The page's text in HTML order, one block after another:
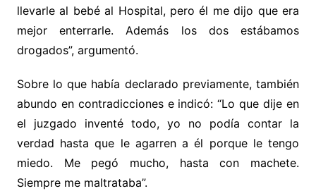
llevarle al bebé al Hospital, pero él me dijo que era
mejor enterrarle. Además los dos estábamos
drogados”, argumentó.
Sobre lo que había declarado previamente, también
abundo en contradicciones e indicó: “Lo que dije en
el juzgado inventé todo, yo no podía contar la
verdad hasta que le agarren a él porque le tengo
miedo. Me pegó mucho, hasta con machete.
Siempre me maltrataba”.